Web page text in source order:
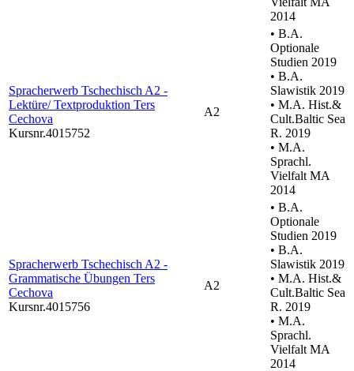
2014
Spracherwerb Tschechisch A2 -
Lektüre/ Textproduktion Ters
Cechova
Kursnr.4015752
A2
• B.A.
Optionale
Studien 2019
• B.A.
Slawistik 2019
• M.A. Hist.&
Cult.Baltic Sea
R. 2019
• M.A.
Sprachl.
Vielfalt MA
2014
Spracherwerb Tschechisch A2 -
Grammatische Übungen Ters
Cechova
Kursnr.4015756
A2
• B.A.
Optionale
Studien 2019
• B.A.
Slawistik 2019
• M.A. Hist.&
Cult.Baltic Sea
R. 2019
• M.A.
Sprachl.
Vielfalt MA
2014